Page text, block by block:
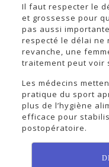
Il faut respecter le
et grossesse pour
pas aussi
respecté le délai ne
revanche, une
traitement peut voir
Les médecins
pratique du sport
plus de l’hygiène
efficace pour
postopératoire.